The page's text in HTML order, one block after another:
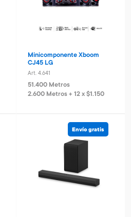
Minicomponente Xboom
CJ45 LG
Art. 4.641
51.400 Metros
2.600 Metros + 12 x $1.150
Envío gratis